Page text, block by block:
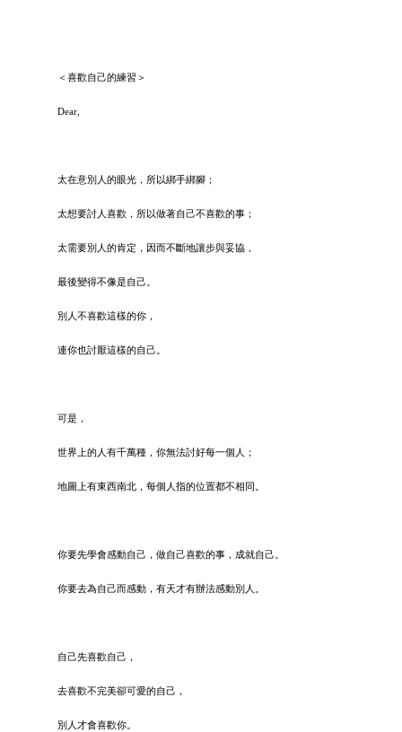
＜喜歡自己的練習＞
Dear,
太在意別人的眼光，所以綁手綁腳；
太想要討人喜歡，所以做著自己不喜歡的事；
太需要別人的肯定，因而不斷地讓步與妥協，
最後變得不像是自己。
別人不喜歡這樣的你，
連你也討厭這樣的自己。
可是，
世界上的人有千萬種，你無法討好每一個人；
地圖上有東西南北，每個人指的位置都不相同。
你要先學會感動自己，做自己喜歡的事，成就自己。
你要去為自己而感動，有天才有辦法感動別人。
自己先喜歡自己，
去喜歡不完美卻可愛的自己，
別人才會喜歡你。